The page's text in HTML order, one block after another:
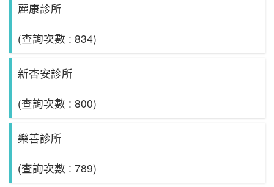
麗康診所
(查詢次數 : 834)
新杏安診所
(查詢次數 : 800)
樂善診所
(查詢次數 : 789)